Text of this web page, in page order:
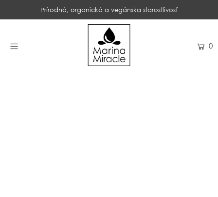
Prírodná, organická a vegánska starostlivosť
0
DOMOV